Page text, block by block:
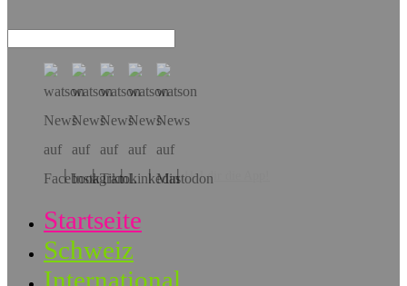
Hol dir die App!
Startseite
Schweiz
International